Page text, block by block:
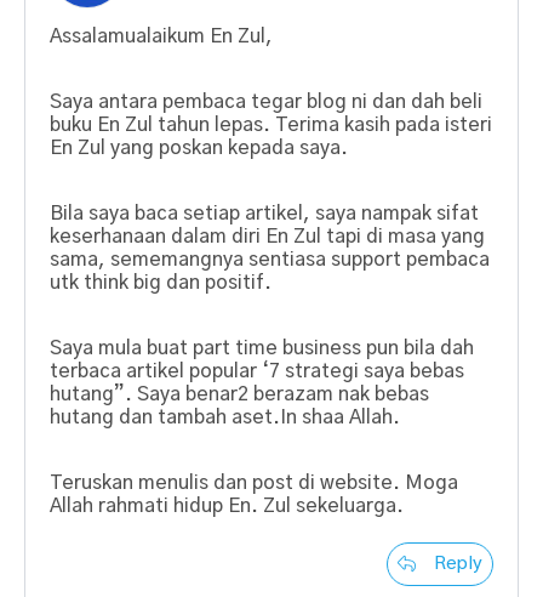
Assalamualaikum En Zul,
Saya antara pembaca tegar blog ni dan dah beli
buku En Zul tahun lepas. Terima kasih pada isteri
En Zul yang poskan kepada saya.
Bila saya baca setiap artikel, saya nampak sifat
keserhanaan dalam diri En Zul tapi di masa yang
sama, sememangnya sentiasa support pembaca
utk think big dan positif.
Saya mula buat part time business pun bila dah
terbaca artikel popular ‘7 strategi saya bebas
hutang”. Saya benar2 berazam nak bebas
hutang dan tambah aset.In shaa Allah.
Teruskan menulis dan post di website. Moga
Allah rahmati hidup En. Zul sekeluarga.
Reply